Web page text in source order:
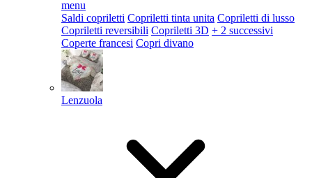
menu
Saldi copriletti Copriletti tinta unita Copriletti di lusso
Copriletti reversibili Copriletti 3D + 2 successivi
Coperte francesi Copri divano
Lenzuola